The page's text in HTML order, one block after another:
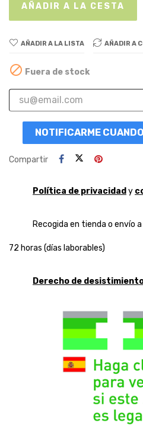
AÑADIR A LA CESTA
AÑADIR A LA LISTA AÑADIR A
 Fuera de stock
NOTIFICARME
Compartir
Política de privacidad y
Recogida en tienda o envío
72 horas (días laborables)
Derecho de